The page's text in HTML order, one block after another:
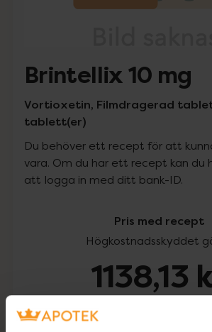
Brintellix 10 mg
Vortioxetin, Filmdragerad
tablett(er)
Du behöver ett recept för att
vara. Om du har ett recept kan du
att logga in med ditt bank-ID.
Pris med recept
Högkostnadsskyddet
1138,13